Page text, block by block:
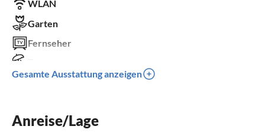
WLAN
Garten
Fernseher
Spülmaschine
Balkon
Gesamte Ausstattung anzeigen
Anreise/Lage